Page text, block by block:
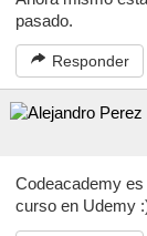
pasado.
Responder
Codeacademy
curso en Udemy